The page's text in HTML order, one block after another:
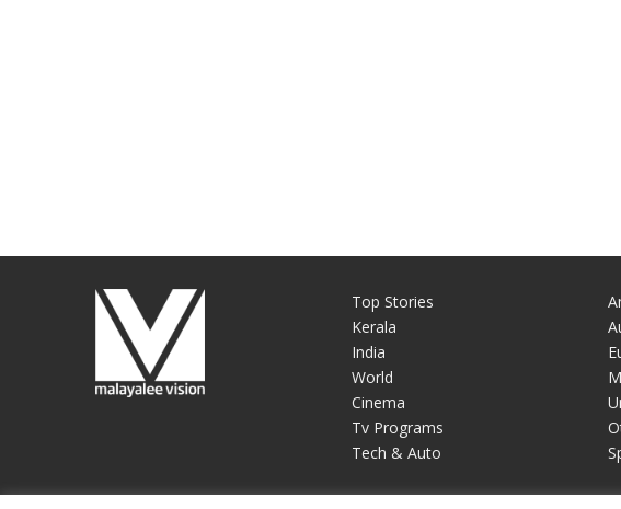
Top Stories
Kerala
India
World
Cinema
Tv Programs
Tech & Auto